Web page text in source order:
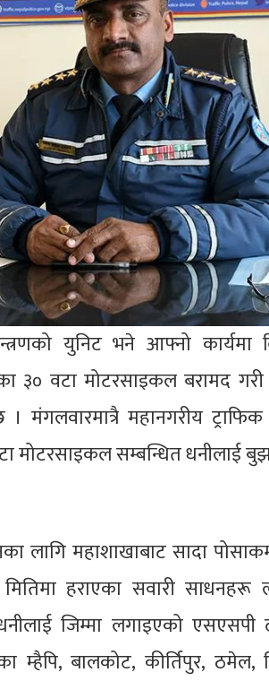
युनिट भने आफ्नो कार्यमा
३० वटा मोटरसाइकल बरामद गरी
मंगलवारमात्रै महानगरीय
मोटरसाइकल सम्बन्धित धनीलाई
लागि महाशाखाबाट सादा
हराएका सवारी
जिम्मा लगाइएको
बालकोट, कीर्तिपुर, ठमेल,